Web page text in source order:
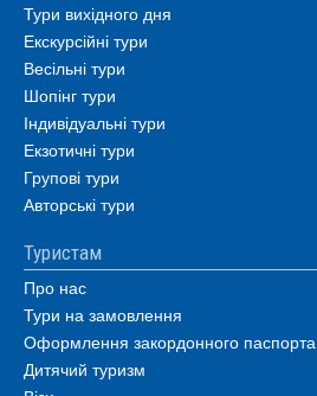
Тури вихідного дня
Екскурсійні тури
Весільні тури
Шопінг тури
Індивідуальні тури
Екзотичні тури
Групові тури
Авторські тури
Туристам
Про нас
Тури на замовлення
Оформлення закордонного паспорта
Дитячий туризм